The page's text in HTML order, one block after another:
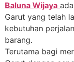
Baluna Wijaya
Garut yang telah
kebutuhan
barang.
Terutama bagi